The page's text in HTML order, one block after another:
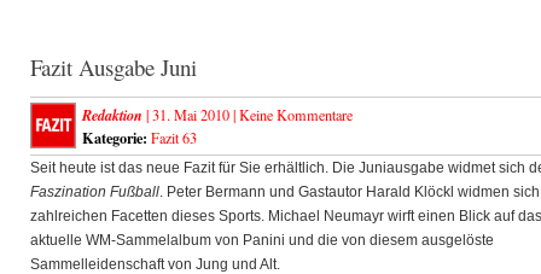
Fazit Ausgabe Juni
Redaktion | 31. Mai 2010 |Keine Kommentare
Kategorie: Fazit 63
Seit heute ist das neue Fazit für Sie erhältlich. Die Juniausgabe widmet sich
Faszination Fußball. Peter Bermann und Gastautor Harald Klöckl widmen
zahlreichen Facetten dieses Sports. Michael Neumayr wirft einen Blick auf das
aktuelle WM-Sammelalbum von Panini und die von diesem ausgelöste
Sammelleidenschaft von Jung und Alt.